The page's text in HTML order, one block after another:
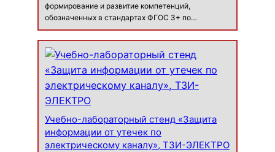
формирование и развитие компетенций,
обозначенных в стандартах ФГОС 3+ по
специальностям 10.05.03 «Информационная
безопасность автоматизированных систем», а
также по направлению подготовки бакалавров
Учебно-лабораторный стенд «Защита
информации от утечек по
электрическому каналу», ТЗИ-ЭЛЕКТРО